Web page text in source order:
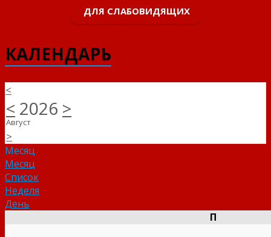
ДЛЯ СЛАБОВИДЯЩИХ
КАЛЕНДАРЬ
<
< 2026 >
Август
>
Месяц
Месяц
Список
Неделя
День
П